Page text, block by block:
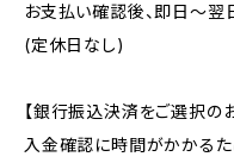
お支払い確認後、即日〜翌
(定休日なし)
【銀行振込決済をご選択の
入金確認に時間がかかる